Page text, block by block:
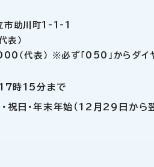
助川町1-1-1
）
代表） ※必ず「050」からダイヤ
時15分まで
・祝日・年末年始（12月29日から